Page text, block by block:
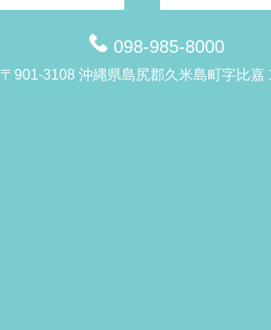
098-985-8000
〒901-3108 沖縄県島尻郡久米島町字比嘉